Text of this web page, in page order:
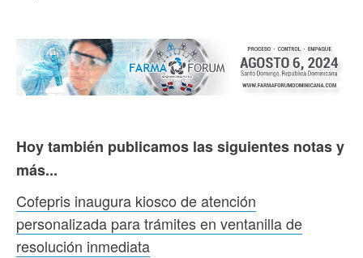
Hoy también publicamos las siguientes notas y
más...
Cofepris inaugura kiosco de atención
personalizada para trámites en ventanilla de
resolución inmediata